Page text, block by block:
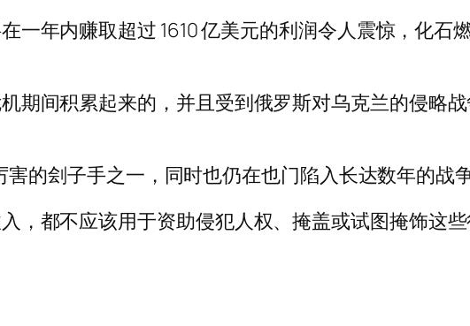
一年内赚取超过 1610 亿美元的利润令人震惊，化石
期间积累起来的，并且受到俄罗斯对乌克兰的侵略
的刽子手之一，同时也仍在也门陷入长达数年的战
，都不应该用于资助侵犯人权、掩盖或试图掩饰这些